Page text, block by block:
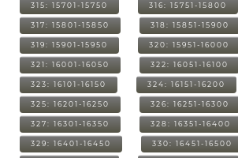
315: 15701-15750 316: 15751-15800
317: 15801-15850 318: 15851-15900
319: 15901-15950 320: 15951-16000
321: 16001-16050 322: 16051-16100
323: 16101-16150 324: 16151-16200
325: 16201-16250 326: 16251-16300
327: 16301-16350 328: 16351-16400
329: 16401-16450 330: 16451-16500